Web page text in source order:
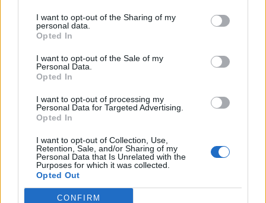
I want to opt-out of the Sharing of my
personal data.
Opted In
I want to opt-out of the Sale of my
Personal Data.
Opted In
I want to opt-out of processing my
Personal Data for Targeted Advertising.
Opted In
I want to opt-out of Collection, Use,
Retention, Sale, and/or Sharing of my
Personal Data that Is Unrelated with the
Purposes for which it was collected.
Opted Out
CONFIRM
kieséseket okoz. Megjelenhet a végtagok finom
remegése (tremor), az egyensúlyzavar (ataxia) és a
agytörzset vagy a gerincvelő elülső szarvát is
megtámadja, ami petyhüdt bénuláshoz vezethet,
gyakran a vállöv és a karok területén.
A kognitív funkciók is sérülnek: emlékezetkiesés,
személyiségváltozás léphet fel. A beteg
ingerlékennyé válik, vagy éppen ellenkezőleg, teljes
apátiába süllyed. A legsúlyosabb esetekben
rángógörcsök és kómás állapot alakulhat ki, mivel a